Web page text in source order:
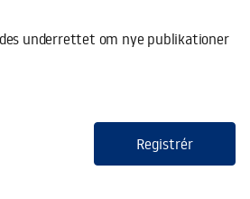
underrettet om nye publikationer